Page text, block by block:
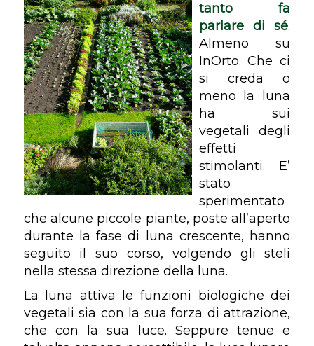
tanto fa
parlare di sé.
Almeno su
InOrto. Che ci
si creda o
meno la luna
ha sui
vegetali degli
effetti
stimolanti. E’
stato
sperimentato
che alcune piccole piante, poste all’aperto
durante la fase di luna crescente, hanno
seguito il suo corso, volgendo gli steli
nella stessa direzione della luna.
La luna attiva le funzioni biologiche dei
vegetali sia con la sua forza di attrazione,
che con la sua luce. Seppure tenue e